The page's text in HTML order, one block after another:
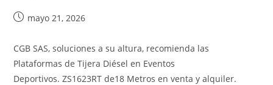
mayo 21, 2026
CGB SAS, soluciones a su altura, recomienda las
Plataformas de Tijera Diésel en Eventos
Deportivos. ZS1623RT de18 Metros en venta y alquiler.